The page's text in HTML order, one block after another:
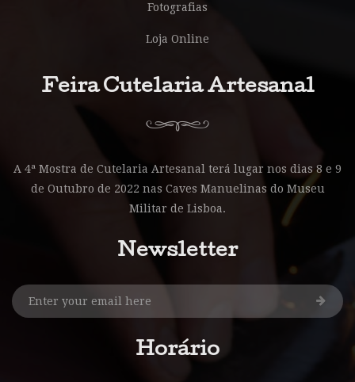
Fotografias
Loja Online
Feira Cutelaria Artesanal
A 4ª Mostra de Cutelaria Artesanal terá lugar nos dias 8 e 9
de Outubro de 2022 nas Caves Manuelinas do Museu
Militar de Lisboa.
Newsletter
Horário